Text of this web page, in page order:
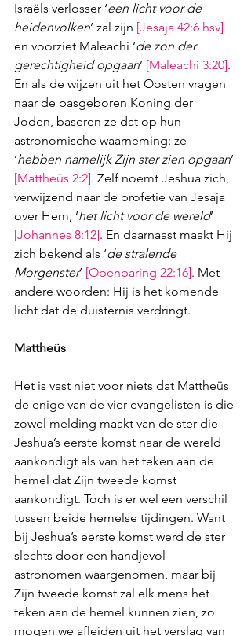
Israëls verlosser ‘een licht voor de
heidenvolken’ zal zijn [Jesaja 42:6 hsv]
en voorziet Maleachi ‘de zon der
gerechtigheid opgaan’ [Maleachi 3:20].
En als de wijzen uit het Oosten vragen
naar de pasgeboren Koning der
Joden, baseren ze dat op hun
astronomische waarneming: ze
‘hebben namelijk Zijn ster zien opgaan’
[Mattheüs 2:2]. Zelf noemt Jeshua zich,
verwijzend naar de profetie van Jesaja
over Hem, ‘het licht voor de wereld’
[Johannes 8:12]. En daarnaast maakt Hij
zich bekend als ‘de stralende
Morgenster’ [Openbaring 22:16]. Met
andere woorden: Hij is het komende
licht dat de duisternis verdringt.
Mattheüs
Het is vast niet voor niets dat Mattheüs
de enige van de vier evangelisten is die
zowel melding maakt van de ster die
Jeshua’s eerste komst naar de wereld
aankondigt als van het teken aan de
hemel dat Zijn tweede komst
aankondigt. Toch is er wel een verschil
tussen beide hemelse tijdingen. Want
bij Jeshua’s eerste komst werd de ster
slechts door een handjevol
astronomen waargenomen, maar bij
Zijn tweede komst zal elk mens het
teken aan de hemel kunnen zien, zo
mogen we afleiden uit het verslag van